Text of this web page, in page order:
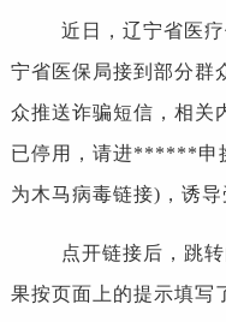
近日，辽宁省医疗
宁省医保局接到部分群
众推送诈骗短信，相关
已停用，请进******申
为木马病毒链接)，诱导
点开链接后，跳转
果按页面上的提示填写